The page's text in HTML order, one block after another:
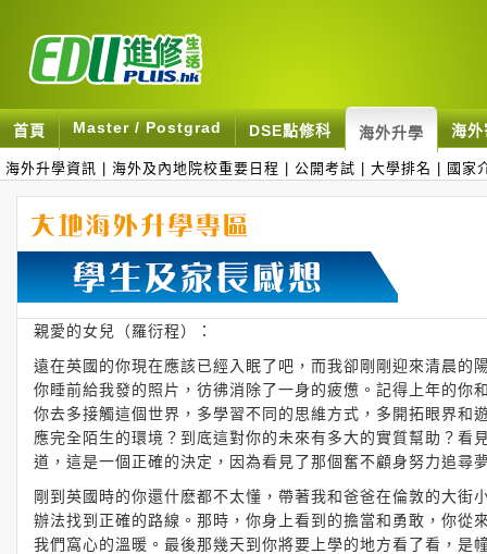
首頁 Master / Postgrad DSE點修科 海外升學 海
海外升學資訊 海外及內地院校重要日程 公開考試 大學排名 國家
親愛的女兒（羅衍程）：
遠在英國的你現在應該已經入眠了吧，而我卻剛剛迎來清晨
你睡前給我發的照片，彷彿消除了一身的疲憊。記得上年的
你去多接觸這個世界，多學習不同的思維方式，多開拓眼界
應完全陌生的環境？到底這對你的未來有多大的實質幫助？
道，這是一個正確的決定，因為看見了那個奮不顧身努力追尋
剛到英國時的你還什麽都不太懂，帶著我和爸爸在倫敦的大
辦法找到正確的路線。那時，你身上看到的擔當和勇敢，你
我們窩心的溫暖。最後那幾天到你將要上學的地方看了看，